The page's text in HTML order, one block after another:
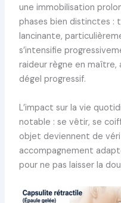
une immobilisation
phases bien distinctes :
lancinante,
s’intensifie
raideur règne en maître,
dégel progressif.
L’impact sur la vie
notable : se vêtir, se
objet deviennent de
accompagnement
pour ne pas laisser la